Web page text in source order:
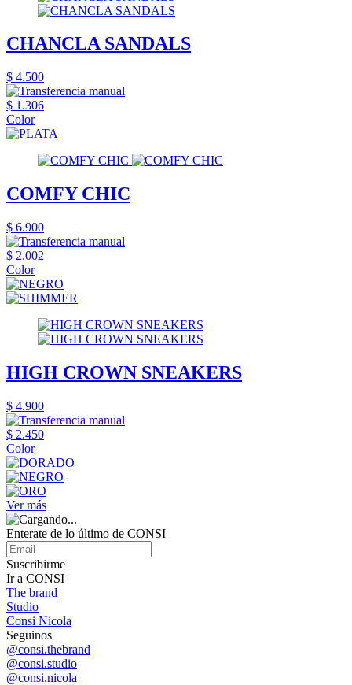
CHANCLA SANDALS
$ 4.500
$ 1.306
Color
COMFY CHIC
$ 6.900
$ 2.002
Color
HIGH CROWN SNEAKERS
$ 4.900
$ 2.450
Color
Ver más
Enterate de lo último de CONSI
Suscribirme
Ir a CONSI
The brand
Studio
Consi Nicola
Seguinos
@consi.thebrand
@consi.studio
@consi.nicola